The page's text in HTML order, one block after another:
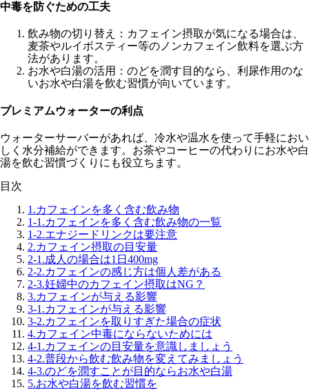
中毒を防ぐための工夫
飲み物の切り替え
：カフェイン摂取が気になる場合は、
麦茶やルイボスティー等のノンカフェイン飲料を選ぶ方
法があります。
お水や白湯の活用 ：のどを潤す目的なら、利尿作用のな
いお水や白湯を飲む習慣が向いています。
プレミアムウォーターの利点
ウォーターサーバーがあれば、冷水や温水を使って手軽におい
しく水分補給ができます。お茶やコーヒーの代わりにお水や白
湯を飲む習慣づくりにも役立ちます。
目次
1.カフェインを多く含む飲み物
1-1.カフェインを多く含む飲み物の一覧
1-2.エナジードリンクは要注意
2.カフェイン摂取の目安量
2-1.成人の場合は1日400mg
2-2.カフェインの感じ方は個人差がある
2-3.妊婦中のカフェイン摂取はNG？
3.カフェインが与える影響
3-1.カフェインが与える影響
3-2.カフェインを取りすぎた場合の症状
4.カフェイン中毒にならないためには
4-1.カフェインの目安量を意識しましょう
4-2.普段から飲む飲み物を変えてみましょう
4-3.のどを潤すことが目的ならお水や白湯
5.お水や白湯を飲む習慣を